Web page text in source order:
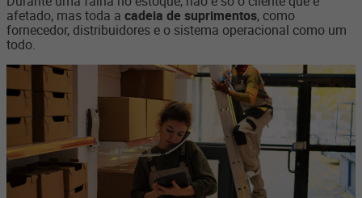
afetado, mas toda a cadeia de suprimentos, como
fornecedor, distribuidores e o sistema operacional como um
todo.